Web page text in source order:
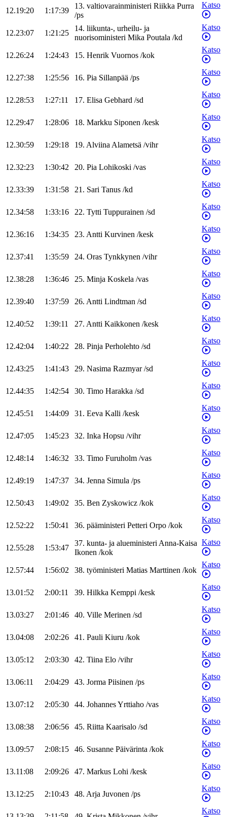
12.19:20 1:17:39
13. valtiovarainministeri Riikka Purra
/ps
Katso
12.23:07 1:21:25
14. liikunta-, urheilu- ja
nuorisoministeri Mika Poutala /kd
Katso
12.26:24 1:24:43 15. Henrik Vuornos /kok
Katso
12.27:38 1:25:56 16. Pia Sillanpää /ps
Katso
12.28:53 1:27:11 17. Elisa Gebhard /sd
Katso
12.29:47 1:28:06 18. Markku Siponen /kesk
Katso
12.30:59 1:29:18 19. AlviinaAlametsä /vihr
Katso
12.32:23 1:30:42 20. Pia Lohikoski /vas
Katso
12.33:39 1:31:58 21. Sari Tanus /kd
Katso
12.34:58 1:33:16 22. Tytti Tuppurainen /sd
Katso
12.36:16 1:34:35 23. Antti Kurvinen /kesk
Katso
12.37:41 1:35:59 24. Oras Tynkkynen /vihr
Katso
12.38:28 1:36:46 25. Minja Koskela /vas
Katso
12.39:40 1:37:59 26. Antti Lindtman /sd
Katso
12.40:52 1:39:11 27. Antti Kaikkonen /kesk
Katso
12.42:04 1:40:22 28. Pinja Perholehto /sd
Katso
12.43:25 1:41:43 29. Nasima Razmyar/sd
Katso
12.44:35 1:42:54 30. Timo Harakka /sd
Katso
12.45:51 1:44:09 31. Eeva Kalli /kesk
Katso
12.47:05 1:45:23 32. Inka Hopsu /vihr
Katso
12.48:14 1:46:32 33. Timo Furuholm /vas
Katso
12.49:19 1:47:37 34. Jenna Simula /ps
Katso
12.50:43 1:49:02 35. Ben Zyskowicz /kok
Katso
12.52:22 1:50:41 36. pääministeri Petteri Orpo /kok
Katso
12.55:28 1:53:47
37. kunta- ja alueministeriAnna-Kaisa
Ikonen /kok
Katso
12.57:44 1:56:02 38. työministeri Matias Marttinen /kok
Katso
13.01:52 2:00:11 39. Hilkka Kemppi /kesk
Katso
13.03:27 2:01:46 40. Ville Merinen /sd
Katso
13.04:08 2:02:26 41. Pauli Kiuru /kok
Katso
13.05:12 2:03:30 42. Tiina Elo /vihr
Katso
13.06:11 2:04:29 43. Jorma Piisinen /ps
Katso
13.07:12 2:05:30 44. JohannesYrttiaho /vas
Katso
13.08:38 2:06:56 45. Riitta Kaarisalo /sd
Katso
13.09:57 2:08:15 46. Susanne Päivärinta /kok
Katso
13.11:08 2:09:26 47. Markus Lohi /kesk
Katso
13.12:25 2:10:43 48. Arja Juvonen /ps
Katso
Katso